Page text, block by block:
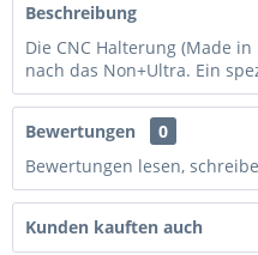
Beschreibung
Die CNC Halterung (Made
nach das Non+Ultra. Ein
Bewertungen
0
Bewertungen lesen,
Kunden kauften auch